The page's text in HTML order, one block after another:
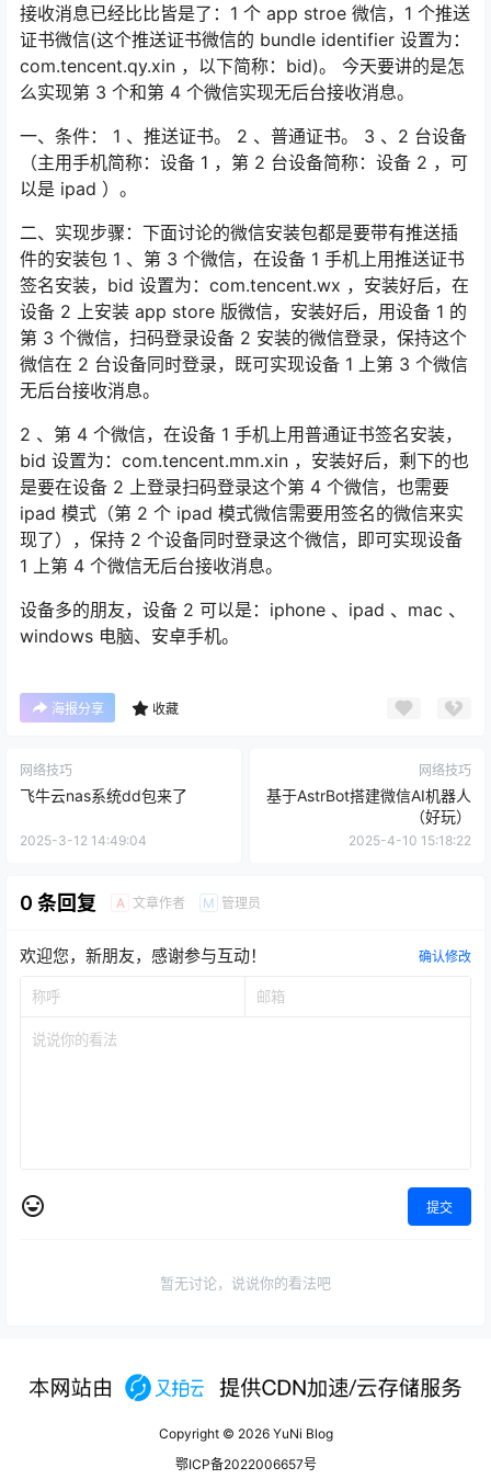
接收消息已经比比皆是了：1 个 app stroe 微信，1 个推送
证书微信(这个推送证书微信的 bundle identifier 设置为：
com.tencent.qy.xin ，以下简称：bid)。 今天要讲的是怎
么实现第 3 个和第 4 个微信实现无后台接收消息。
一、条件： 1 、推送证书。 2 、普通证书。 3 、2 台设备
（主用手机简称：设备 1 ，第 2 台设备简称：设备 2 ，可
以是 ipad ）。
二、实现步骤：下面讨论的微信安装包都是要带有推送插
件的安装包 1 、第 3 个微信，在设备 1 手机上用推送证书
签名安装，bid 设置为：com.tencent.wx ，安装好后，在
设备 2 上安装 app store 版微信，安装好后，用设备 1 的
第 3 个微信，扫码登录设备 2 安装的微信登录，保持这个
微信在 2 台设备同时登录，既可实现设备 1 上第 3 个微信
无后台接收消息。
2 、第 4 个微信，在设备 1 手机上用普通证书签名安装，
bid 设置为：com.tencent.mm.xin ，安装好后，剩下的也
是要在设备 2 上登录扫码登录这个第 4 个微信，也需要
ipad 模式（第 2 个 ipad 模式微信需要用签名的微信来实
现了），保持 2 个设备同时登录这个微信，即可实现设备
1 上第 4 个微信无后台接收消息。
设备多的朋友，设备 2 可以是：iphone 、ipad 、mac 、
windows 电脑、安卓手机。
海报分享 收藏
网络技巧
飞牛云nas系统dd包来了
2025-3-12 14:49:04
网络技巧
基于AstrBot搭建微信AI机器人
（好玩）
2025-4-10 15:18:22
0 条回复 A 文章作者 M 管理员
欢迎您，新朋友，感谢参与互动！ 确认修改
提交
暂无讨论，说说你的看法吧
Copyright © 2026YuNi Blog
鄂ICP备2022006657号